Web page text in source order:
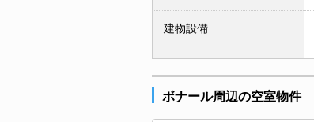
建物設備
ボナール周辺の空室物件